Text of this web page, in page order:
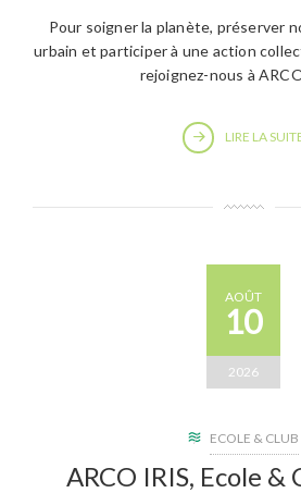
Pour soigner la planète, préserver
urbain et participer à une action
rejoignez-nous à
LIRE LA
AOÛT
10
2026
ECOLE & CLUB
ARCO IRIS, Ecole &